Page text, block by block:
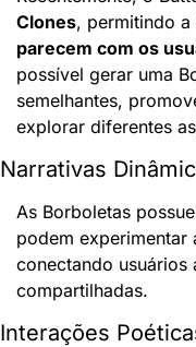
Clones, permitindo
parecem com os
possível gerar uma
semelhantes,
explorar diferentes
Narrativas
As Borboletas
podem experimentar
conectando usuários
compartilhadas.
Interações